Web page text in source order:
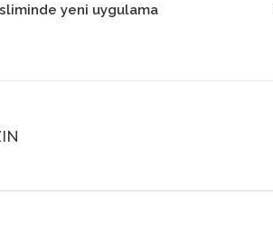
yeni uygulama